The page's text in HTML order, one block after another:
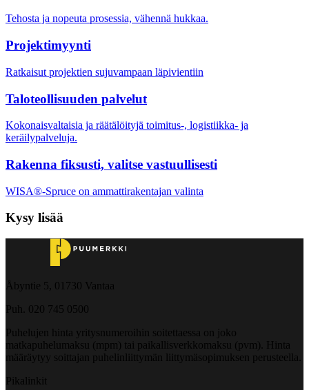
Tehosta ja nopeuta prosessia, vähennä hukkaa.
Projektimyynti
Ratkaisut projektien sujuvampaan läpivientiin
Taloteollisuuden palvelut
Kokonaisvaltaisia ja räätälöityjä toimitus-, logistiikka- ja
keräilypalveluja.
Rakenna fiksusti, valitse vastuullisesti
WISA®-Spruce on ammattirakentajan valinta
Kysy lisää
Åbyntie 5, 01730 Vantaa
Puh. 020 745 0500
Puhelujen hinta yritysnumeroihin soitettaessa on joko
matkapuhelumaksu (mpm) tai paikallisverkkomaksu (pvm). Hinta
määräytyy soittajan puhelinliittymän liittymäsopimuksen perusteella.
Pikalinkit